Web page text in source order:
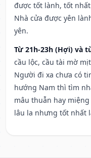
được tốt lành, tốt
Nhà cửa được yên
yên.
Từ 21h-23h (Hợi) và
cầu lộc, cầu tài mờ
Người đi xa chưa có
hướng Nam thì tìm
mâu thuẫn hay
lâu la nhưng tốt nhất